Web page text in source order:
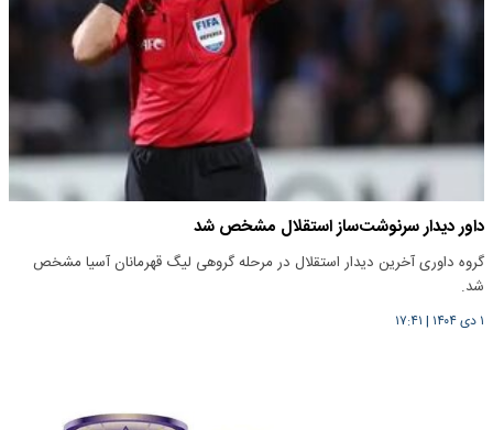
داور دیدار سرنوشت‌ساز استقلال مشخص شد
گروه داوری آخرین دیدار استقلال در مرحله گروهی لیگ قهرمانان آسیا مشخص
شد.
۱ دی ۱۴۰۴ | ۱۷:۴۱